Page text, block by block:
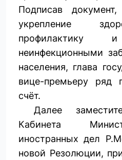
Подписав
укрепление
неинфекционными
населения, глава
вице-премьеру ряд
счёт.
Далее
Кабинета
иностранных дел
новой Резолюции,